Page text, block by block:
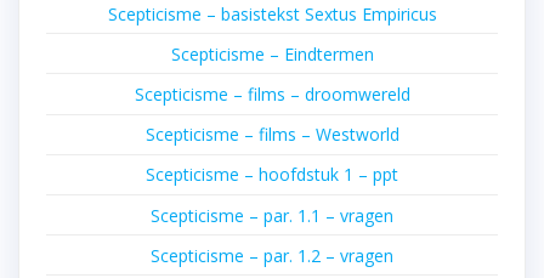
Scepticisme – basistekst Sextus Empiricus
Scepticisme – Eindtermen
Scepticisme – films – droomwereld
Scepticisme – films – Westworld
Scepticisme – hoofdstuk 1 – ppt
Scepticisme – par. 1.1 – vragen
Scepticisme – par. 1.2 – vragen